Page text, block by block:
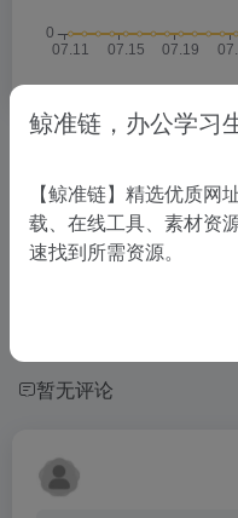
没
暂无评论
鲸准链，办公学习
【鲸准链】精选优质网
载、在线工具、素材资
速找到所需资源。